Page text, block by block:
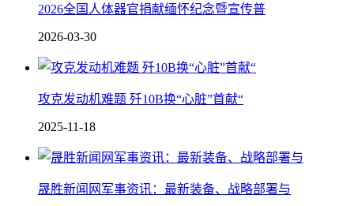
2026全国人体器官捐献缅怀纪念暨宣传普
2026-03-30
攻克发动机难题 歼10B换“心脏”首献“
2025-11-18
晟胜新闻网军事资讯：最新装备、战略部署与